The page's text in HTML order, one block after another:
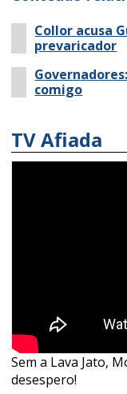
Collor acusa
prevaricador
comigo
TV Afiada
Sem a Lava Jato,
desespero!